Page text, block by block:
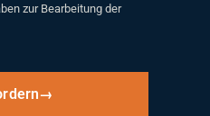
zur Bearbeitung der